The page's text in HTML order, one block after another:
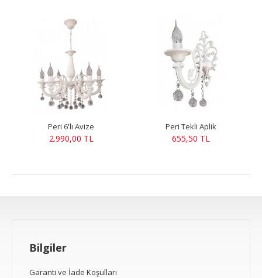
Peri 6'lı Avize
2.990,00 TL
Peri Tekli Aplik
655,50 TL
Bilgiler
Garanti ve İade Koşulları